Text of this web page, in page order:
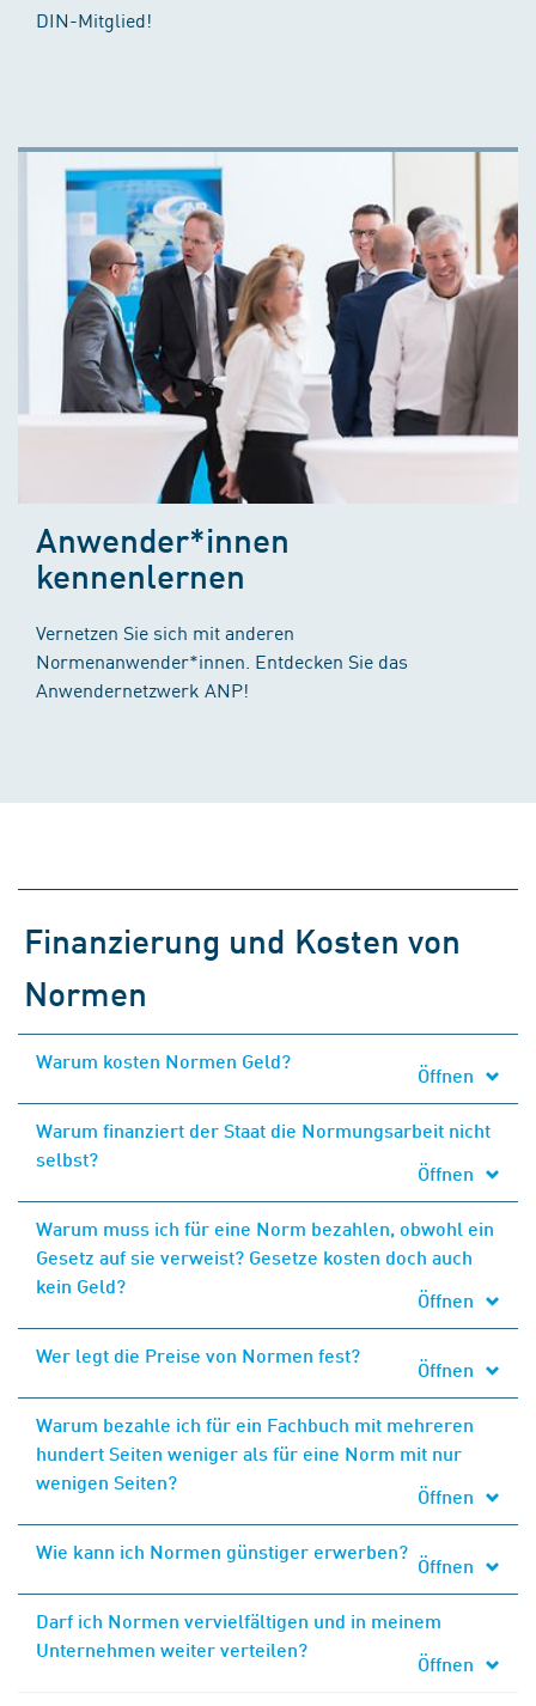
DIN-Mitglied!
Anwender*innen
kennenlernen
Vernetzen Sie sich mit anderen
Normenanwender*innen. Entdecken Sie das
Anwendernetzwerk ANP!
Finanzierung und Kosten von
Normen
Warum kosten Normen Geld?
Öffnen
Warum finanziert der Staat die Normungsarbeit nicht
selbst?
Öffnen
Warum muss ich für eine Norm bezahlen, obwohl ein
Gesetz auf sie verweist? Gesetze kosten doch auch
kein Geld?
Öffnen
Wer legt die Preise von Normen fest?
Öffnen
Warum bezahle ich für ein Fachbuch mit mehreren
hundert Seiten weniger als für eine Norm mit nur
wenigen Seiten?
Öffnen
Wie kann ich Normen günstiger erwerben?
Öffnen
Darf ich Normen vervielfältigen und in meinem
Unternehmen weiter verteilen?
Öffnen